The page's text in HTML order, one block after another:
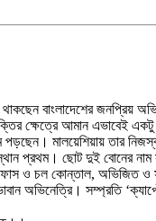
বাংলাদেশের জনপ্রিয়
ক্ষেত্রে আমান এভাবেই
পড়ছেন। মালয়েশিয়ায় তার
প্রথম। ছোট দুই বোনের নাম
ফাস ও চল কোন্তাল, অভিজিত
অভিনেত্রি। সম্প্রতি